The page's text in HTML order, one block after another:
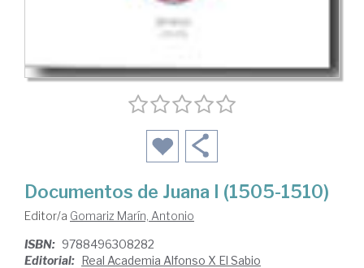
Documentos de Juana I (1505-1510)
Editor/a Gomariz Marín, Antonio
ISBN: 9788496308282
Editorial: Real Academia Alfonso X El Sabio